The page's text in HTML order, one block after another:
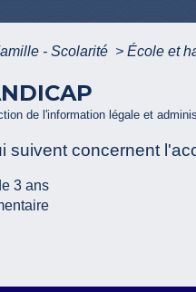
- Scolarité > École et
de l'information légale et
suivent concernent
3 ans